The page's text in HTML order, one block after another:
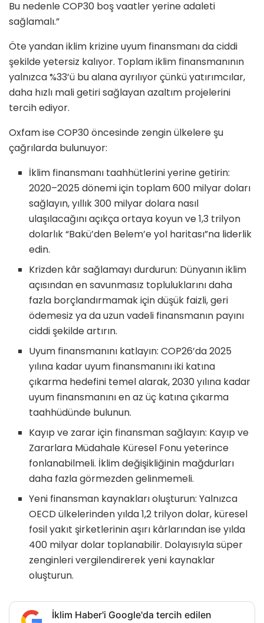
Bu nedenle COP30 boş vaatler yerine adaleti
sağlamalı.”
Öte yandan iklim krizine uyum finansmanı da ciddi
şekilde yetersiz kalıyor. Toplam iklim finansmanının
yalnızca %33’ü bu alana ayrılıyor çünkü yatırımcılar,
daha hızlı mali getiri sağlayan azaltım projelerini
tercih ediyor.
Oxfam ise COP30 öncesinde zengin ülkelere şu
çağrılarda bulunuyor:
İklim finansmanı taahhütlerini yerine getirin:
2020–2025 dönemi için toplam 600 milyar doları
sağlayın, yıllık 300 milyar dolara nasıl
ulaşılacağını açıkça ortaya koyun ve 1,3 trilyon
dolarlık “Bakü’den Belem’e yol haritası”na liderlik
edin.
Krizden kâr sağlamayı durdurun: Dünyanın iklim
açısından en savunmasız topluluklarını daha
fazla borçlandırmamak için düşük faizli, geri
ödemesiz ya da uzun vadeli finansmanın payını
ciddi şekilde artırın.
Uyum finansmanını katlayın: COP26’da 2025
yılına kadar uyum finansmanını iki katına
çıkarma hedefini temel alarak, 2030 yılına kadar
uyum finansmanını en az üç katına çıkarma
taahhüdünde bulunun.
Kayıp ve zarar için finansman sağlayın: Kayıp ve
Zararlara Müdahale Küresel Fonu yeterince
fonlanabilmeli. İklim değişikliğinin mağdurları
daha fazla görmezden gelinmemeli.
Yeni finansman kaynakları oluşturun: Yalnızca
OECD ülkelerinden yılda 1,2 trilyon dolar, küresel
fosil yakıt şirketlerinin aşırı kârlarından ise yılda
400 milyar dolar toplanabilir. Dolayısıyla süper
zenginleri vergilendirerek yeni kaynaklar
oluşturun.
İklim Haber'i Google'da tercih edilen